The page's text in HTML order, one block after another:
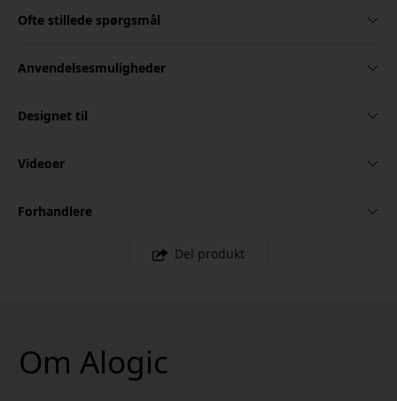
Ofte stillede spørgsmål
Anvendelsesmuligheder
Designet til
Videoer
Forhandlere
Del produkt
Om Alogic